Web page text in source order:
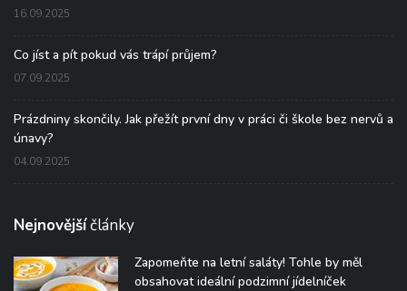
16.09.2025
Co jíst a pít pokud vás trápí průjem?
07.09.2025
Prázdniny skončily. Jak přežít první dny v práci či škole bez nervů a
únavy?
04.09.2025
Nejnovějšíčlánky
Zapomeňte na letní saláty! Tohle by měl
obsahovat ideální podzimní jídelníček